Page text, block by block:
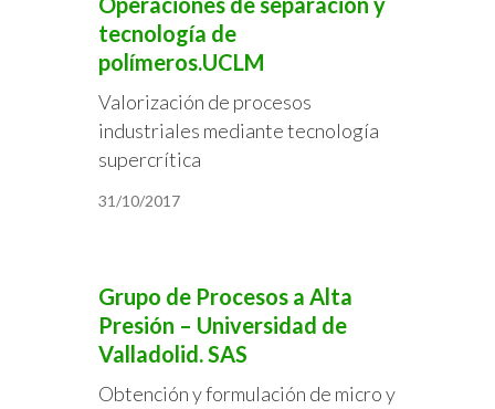
tecnología de
polímeros.UCLM
Valorización de procesos
industriales mediante tecnología
supercrítica
31/10/2017
Grupo de Procesos a Alta
Presión – Universidad de
Valladolid. SAS
Obtención y formulación de micro y